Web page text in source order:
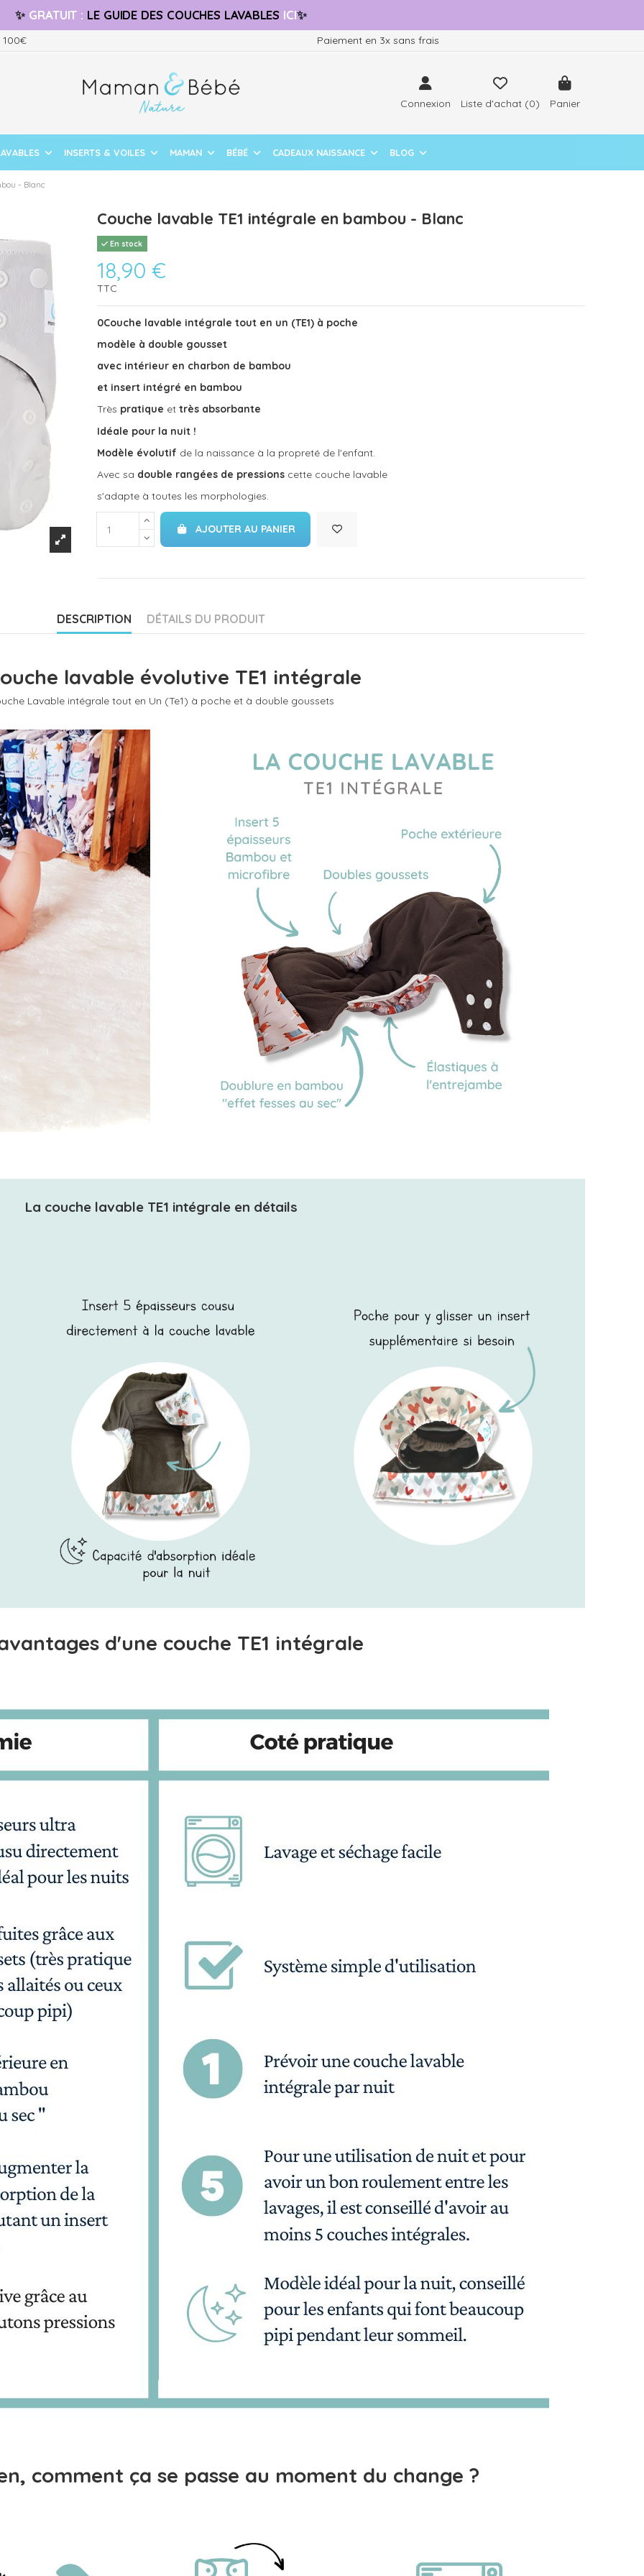
✨ GRATUIT : LE GUIDE DES COUCHES LAVABLES ICI✨
Paiement en 3x sans frais
Connexion Liste d'achat (0) Panier
INSERTS & VOILES MAMAN BÉBÉ CADEAUX NAISSANCE BLOG
- Blanc
Couche lavable TE1 intégrale en bambou - Blanc
En stock
18,90 €
TTC
0Couche lavable intégrale tout en un (TE1) à poche
modèle à double gousset
avec intérieur en charbon de bambou
et insert intégré en bambou
Très pratique et très absorbante
Idéale pour la nuit !
Modèle évolutif de la naissance à la propreté de l'enfant.
Avec sa double rangées de pressionscette couche lavable
s'adapte à toutes les morphologies.
AJOUTER AU PANIER
DESCRIPTION DÉTAILS DU PRODUIT
lavable évolutive TE1 intégrale
Lavable intégrale tout en Un (Te1) à poche et à double goussets
La couche lavable TE1 intégrale en détails
d'une couche TE1 intégrale
comment ça se passe au moment du change ?